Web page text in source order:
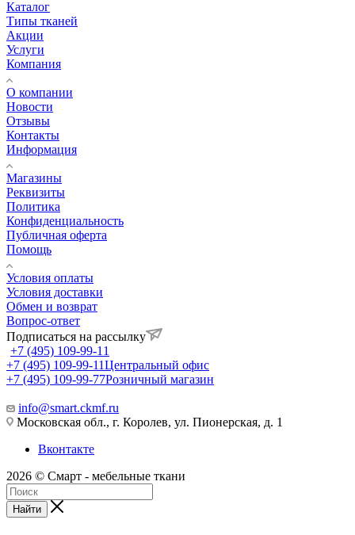
Каталог
Типы тканей
Акции
Услуги
Компания
О компании
Новости
Отзывы
Контакты
Информация
Магазины
Реквизиты
Политика
Конфиденциальность
Публичная оферта
Помощь
Условия оплаты
Условия доставки
Обмен и возврат
Вопрос-ответ
Подписаться на рассылку
+7 (495) 109-99-11
+7 (495) 109-99-11Центральный офис
+7 (495) 109-99-77Розничный магазин
info@smart.ckmf.ru
Московская обл., г. Королев, ул. Пионерская, д. 1
Вконтакте
2026 © Смарт - мебельные ткани
Найти